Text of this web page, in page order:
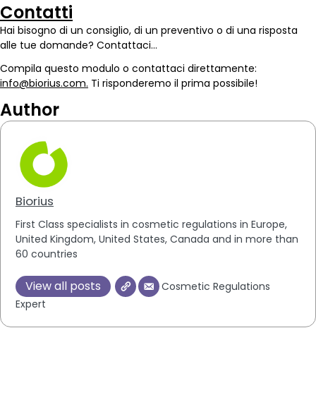
Contatti
Hai bisogno di un consiglio, di un preventivo o di una risposta
alle tue domande? Contattaci…
Compila questo modulo o contattaci direttamente:
info@biorius.com. Ti risponderemo il prima possibile!
Author
Biorius
First Class specialists in cosmetic regulations in Europe,
United Kingdom, United States, Canada and in more than
60 countries
View all posts
Cosmetic Regulations
Expert